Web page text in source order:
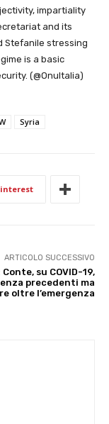
impartiality
and its
Stefanile stressing
is a basic
(@OnuItalia)
Syria
ARTICOLO SUCCESSIVO
Conte, su COVID-19,
precedenti ma
oltre l’emergenza